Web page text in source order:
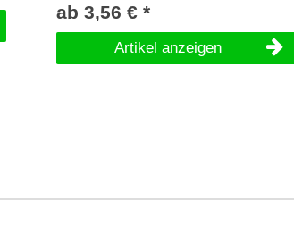
ab 3,56 € *
Artikel anzeigen